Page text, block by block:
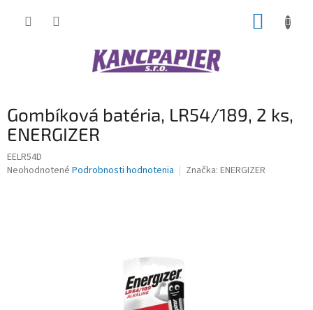
Gombíková batéria, LR54/189, 2 ks,
ENERGIZER
EELR54D
Priemerné
Neohodnotené Podrobnosti hodnotenia Značka: ENERGIZER